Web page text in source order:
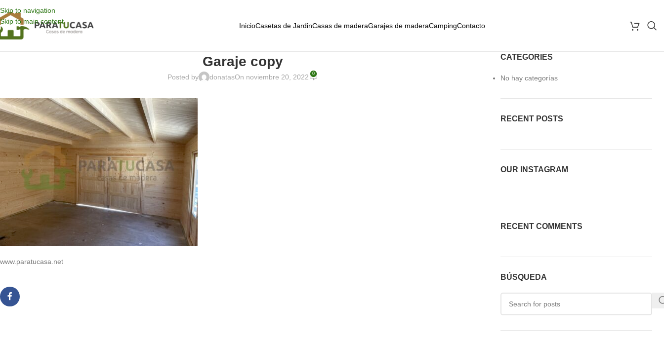
Skip to navigation
Skip to main content
InicioCasetas de JardinCasas de maderaGarajes de maderaCampingContacto
Garaje copy
Posted by donatasOn noviembre 20, 2022 0
www.paratucasa.net
CATEGORIES
No hay categorías
RECENT POSTS
OUR INSTAGRAM
RECENT COMMENTS
BÚSQUEDA